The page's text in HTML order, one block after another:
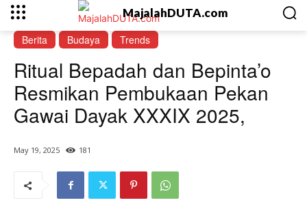
MajalahDUTA.com
Berita Budaya Trends
Ritual Bepadah dan Bepinta’o
Resmikan Pembukaan Pekan
Gawai Dayak XXXIX 2025,
May 19, 2025 181